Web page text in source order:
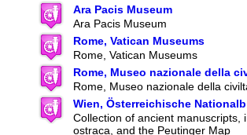
Ara Pacis Museum
Ara Pacis Museum
Rome, Vatican Museums
Rome, Vatican Museums
Rome, Museo nazionale della
Rome, Museo nazionale della
Wien, Österreichische
Collection of ancient manuscripts,
ostraca, and the Peutinger Map